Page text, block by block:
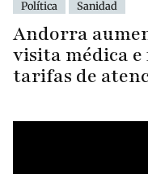
Política Sanidad
Andorra
visita médica e
tarifas de